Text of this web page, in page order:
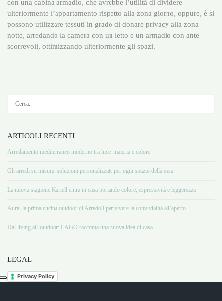
con una cabina armadio, che avrebbe l’utilità di dividere
ulteriormente l’appartamento rispetto alla zona giorno, oppure, è si
possono utilizzare tessuti in grado di donare privacy alla zona
notte, arredando la camera con un letto e un armadio con ante
scorrevoli, ottimizzando ulteriormente gli spazi.
ARTICOLI RECENTI
Arredamento mediterraneo moderno tra luce, materia e colore
Gli arredi su misura: soluzioni personalizzate per ogni spazio della casa
La nuova stagione Kartell entra in casa portando colore, espressività e leggerezza
Aura, la prima cucina outdoor di Arredo3 per vivere la convivialità all’aperto
Dal living all’outdoor: LAGO racconta una nuova idea di casa
LEGAL
Privacy Policy